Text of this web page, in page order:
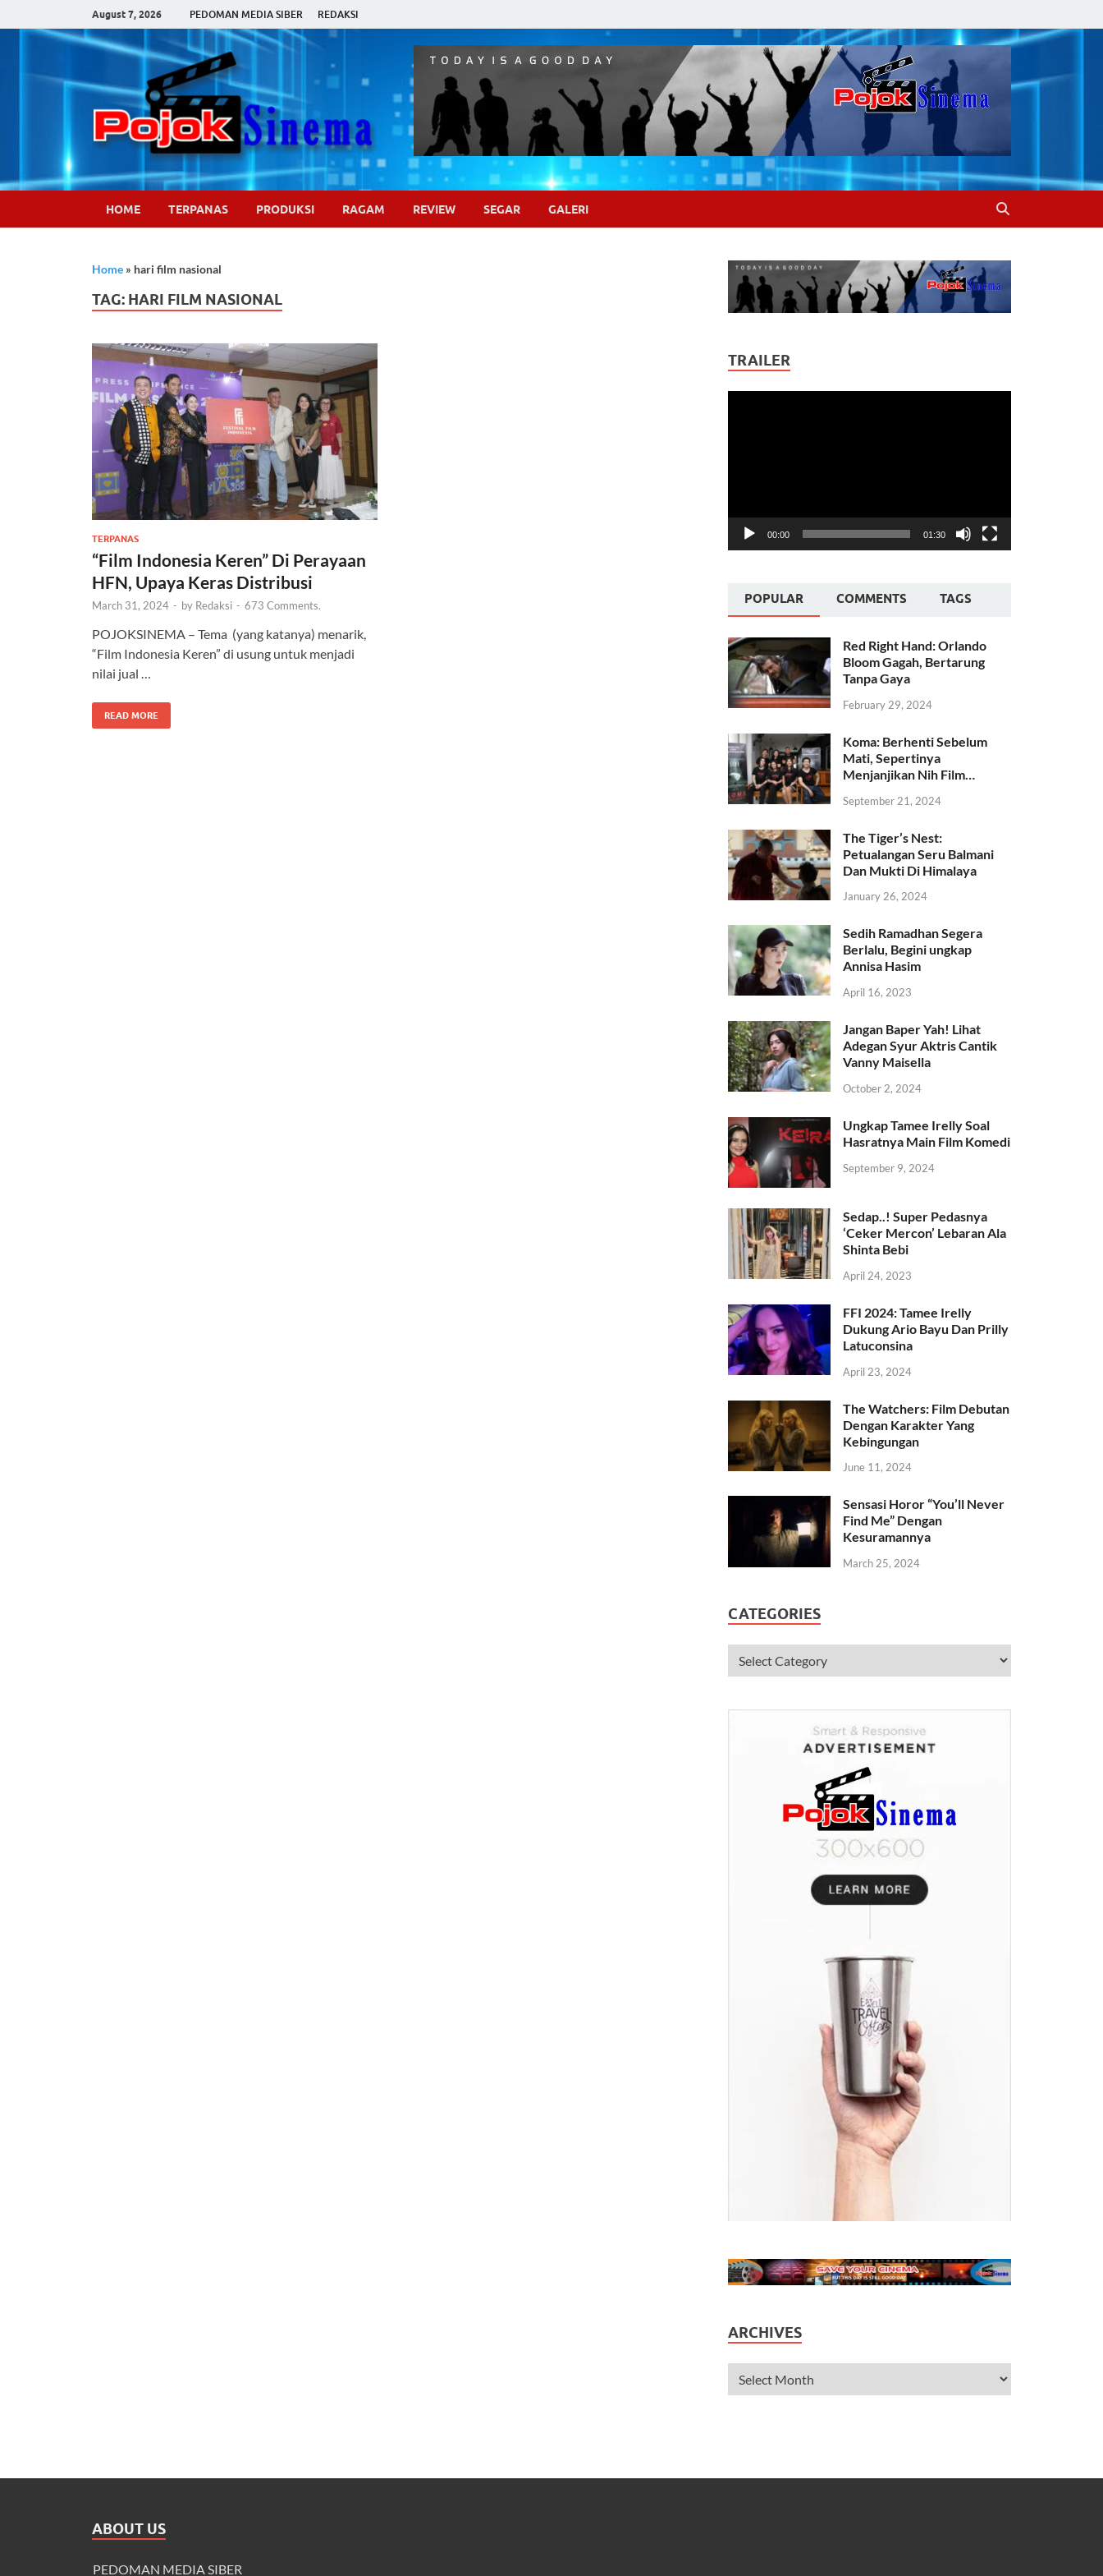
August 7, 2026 PEDOMAN MEDIA SIBER REDAKSI
Pojok Sinema
HOME TERPANAS PRODUKSI RAGAM REVIEW SEGAR GALERI
Home » hari film nasional
TAG: HARI FILM NASIONAL
TERPANAS
“Film Indonesia Keren” Di Perayaan
HFN, Upaya Keras Distribusi
March 31, 2024 - by Redaksi - 673 Comments.
POJOKSINEMA – Tema (yang katanya) menarik,
“Film Indonesia Keren” di usung untuk menjadi
nilai jual …
READ MORE
TRAILER
00:00 01:30
POPULAR COMMENTS TAGS
Red Right Hand: Orlando
Bloom Gagah, Bertarung
Tanpa Gaya
February 29, 2024
Koma: Berhenti Sebelum
Mati, Sepertinya
Menjanjikan Nih Film…
September 21, 2024
The Tiger’s Nest:
Petualangan Seru Balmani
Dan Mukti Di Himalaya
January 26, 2024
Sedih Ramadhan Segera
Berlalu, Begini ungkap
Annisa Hasim
April 16, 2023
Jangan Baper Yah! Lihat
Adegan Syur Aktris Cantik
Vanny Maisella
October 2, 2024
Ungkap Tamee Irelly Soal
Hasratnya Main Film Komedi
September 9, 2024
Sedap..! Super Pedasnya
‘Ceker Mercon’ Lebaran Ala
Shinta Bebi
April 24, 2023
FFI 2024: Tamee Irelly
Dukung Ario Bayu Dan Prilly
Latuconsina
April 23, 2024
The Watchers: Film Debutan
Dengan Karakter Yang
Kebingungan
June 11, 2024
Sensasi Horor “You’ll Never
Find Me” Dengan
Kesuramannya
March 25, 2024
CATEGORIES
ARCHIVES
ABOUT US
PEDOMAN MEDIA SIBER